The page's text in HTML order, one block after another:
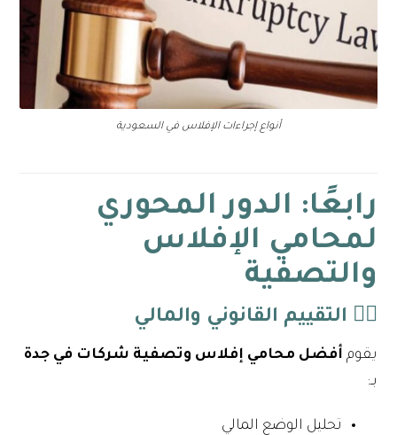
أنواع إجراءات الإفلاس في السعودية
رابعًا: الدور المحوري
لمحامي الإفلاس
والتصفية
١️⃣ التقييم القانوني والمالي
يقوم أفضل محامي إفلاس وتصفية شركات في جدة
بـ:
تحليل الوضع المالي